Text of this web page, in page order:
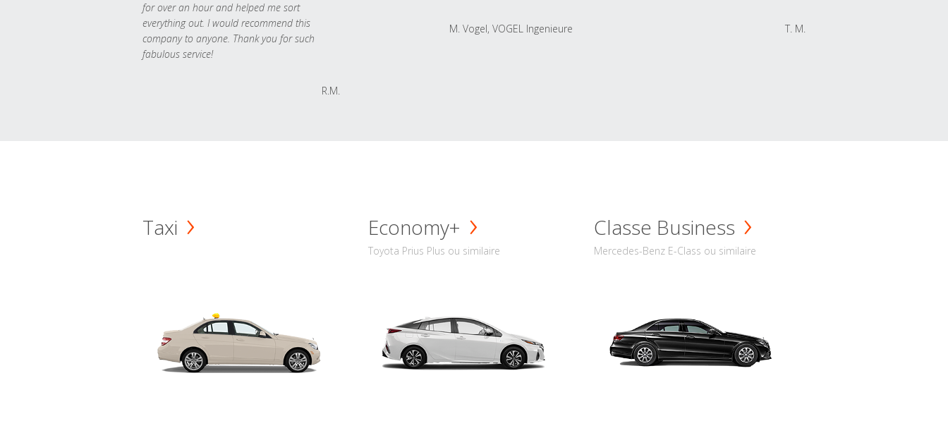
for over an hour and helped me sort
everything out. I would recommend this
company to anyone. Thank you for such
fabulous service!
R.M.
M. Vogel, VOGEL Ingenieure T. M.
Taxi Economy+
Toyota Prius Plus ou similaire
Classe Business
Mercedes-Benz E-Class ou similaire